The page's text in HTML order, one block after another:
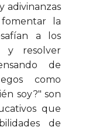
adivinanzas
la
a los
y resolver
de
como
soy?" son
que
de